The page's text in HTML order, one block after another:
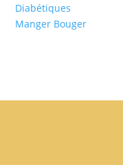
Diabétiques
Manger Bouger